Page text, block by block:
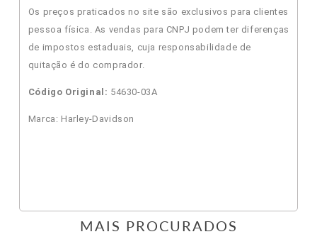
Os preços praticados no site são exclusivos para clientes
pessoa física. As vendas para CNPJ podem ter diferenças
de impostos estaduais, cuja responsabilidade de
quitação é do comprador.
Código Original: 54630-03A
Marca: Harley-Davidson
MAIS PROCURADOS